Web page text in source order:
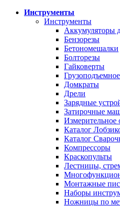
Инструменты
Инструменты
Аккумуляторы
Бензорезы
Бетономешалки
Болторезы
Гайковерты
Домкраты
Дрели
Зарядные
Затирочные
Измерительное
Каталог
Каталог
Компрессоры
Краскопульты
Лестницы,
Монтажные
Наборы
Ножницы по